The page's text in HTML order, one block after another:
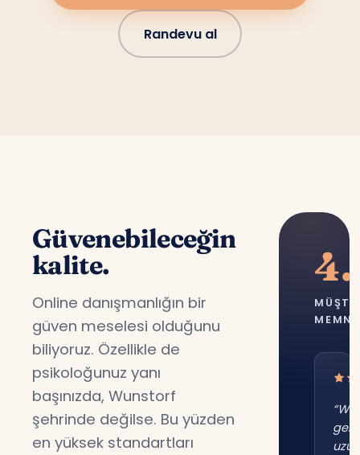
Randevu al
Güvenebileceğin
kalite.
Online danışmanlığın bir
güven meselesi olduğunu
biliyoruz. Özellikle de
psikoloğunuz yanı
başınızda, Wunstorf
şehrinde değilse. Bu yüzden
en yüksek standartları
uzun